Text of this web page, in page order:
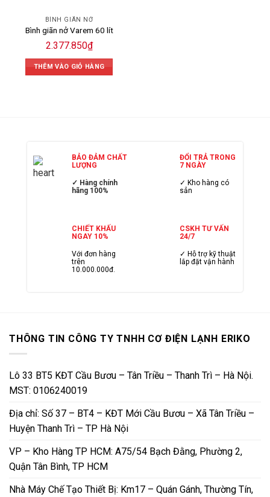
BÌNH GIÃN NỞ
Bình giãn nở Varem 60 lít
2.377.850₫
THÊM VÀO GIỎ HÀNG
BẢO ĐẢM CHẤT
LƯỢNG
✓ Hàng chính
hãng 100%
ĐỔI TRẢ TRONG
7 NGÀY
✓ Kho hàng có
sẳn
CHIẾT KHẤU
NGAY 10%
Với đơn hàng
trên
10.000.000đ.
CSKH TƯ VẤN
24/7
✓ Hỗ trợ kỹ thuật
lắp đặt vận hành
THÔNG TIN CÔNG TY TNHH CƠ ĐIỆN LẠNH ERIKO
Lô 33 BT5 KĐT Cầu Bươu – Tân Triều – Thanh Trì – Hà Nội.
MST: 0106240019
Địa chỉ: Số 37 – BT4 – KĐT Mới Cầu Bươu – Xã Tân Triều –
Huyện Thanh Trì – TP Hà Nội
VP – Kho Hàng TP HCM: A75/54 Bạch Đằng, Phường 2,
Quận Tân Bình, TP HCM
Nhà Máy Chế Tạo Thiết Bị: Km17 – Quán Gánh, Thường Tín,